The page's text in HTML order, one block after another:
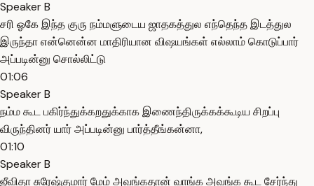
Speaker B
சரி ஓகே இந்த குரு நம்மளுடைய ஜாதகத்துல எந்தெந்த இடத்துல
இருந்தா என்னென்ன மாதிரியான விஷயங்கள் எல்லாம் கொடுப்பார்
அப்படின்னு சொல்லிட்டு
01:06
Speaker B
நம்ம கூட பகிர்ந்துக்கறதுக்காக இணைந்திருக்கக்கூடிய சிறப்பு
விருந்தினர் யார் அப்படின்னு பார்த்தீங்கன்னா,
01:10
Speaker B
ஜீவிதா சுரேஷ்குமார் மேம் அவங்கதான் வாங்க அவங்க கூட சேர்ந்து